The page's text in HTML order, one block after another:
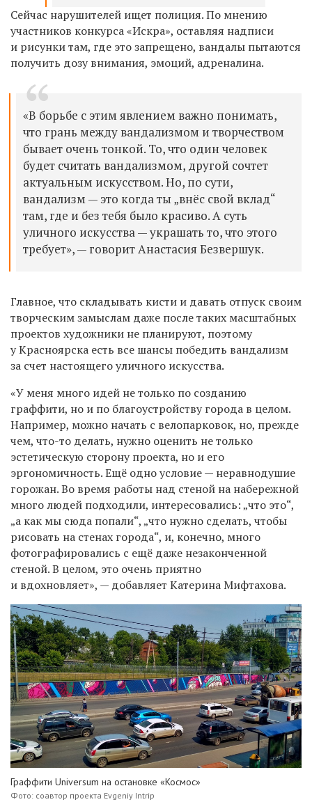
Сейчас нарушителей ищет полиция. По мнению
участников конкурса «Искра», оставляя надписи
и рисунки там, где это запрещено, вандалы пытаются
получить дозу внимания, эмоций, адреналина.
«В борьбе с этим явлением важно понимать,
что грань между вандализмом и творчеством
бывает очень тонкой. То, что один человек
будет считать вандализмом, другой сочтет
актуальным искусством. Но, по сути,
вандализм — это когда ты „внёс свой вклад“
там, где и без тебя было красиво. А суть
уличного искусства — украшать то, что этого
требует», — говоритАнастасия Безвершук.
Главное, что складывать кисти и давать отпуск своим
творческим замыслам даже после таких масштабных
проектов художники не планируют, поэтому
у Красноярска есть все шансы победить вандализм
за счет настоящего уличного искусства.
«У меня много идей не только по созданию
граффити, но и по благоустройству города в целом.
Например, можно начать с велопарковок, но, прежде
чем, что-то делать, нужно оценить не только
эстетическую сторону проекта, но и его
эргономичность. Ещё одно условие — неравнодушие
горожан. Во время работы над стеной на набережной
много людей подходили, интересовались: „что это“,
„а как мы сюда попали“, „что нужно сделать, чтобы
рисовать на стенах города“, и, конечно, много
фотографировались с ещё даже незаконченной
стеной. В целом, это очень приятно
и вдохновляет», — добавляет Катерина Мифтахова.
Граффити Universum на остановке «Космос»
Фото: соавтор проекта Evgeniy Intrip